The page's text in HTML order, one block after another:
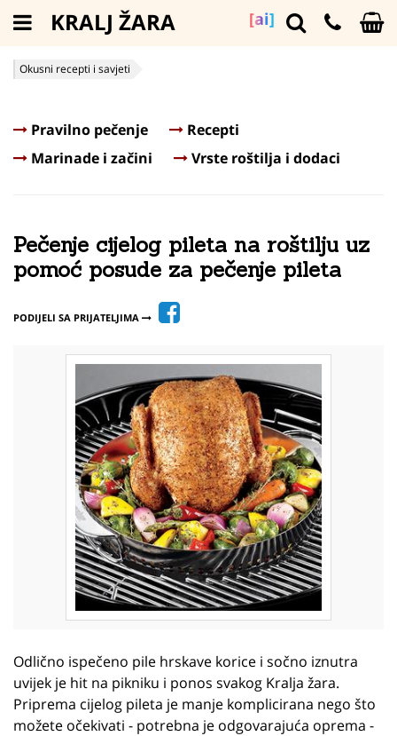
[ai]
KRALJ ŽARA
Okusni recepti i savjeti
Pravilno pečenje
Recepti
Marinade i začini
Vrste roštilja i dodaci
Pečenje cijelog pileta na roštilju uz
pomoć posude za pečenje pileta
PODIJELI SA PRIJATELJIMA
Odlično ispečeno pile hrskave korice i sočno iznutra
uvijek je hit na pikniku i ponos svakog Kralja žara.
Priprema cijelog pileta je manje komplicirana nego što
možete očekivati - potrebna je odgovarajuća oprema -